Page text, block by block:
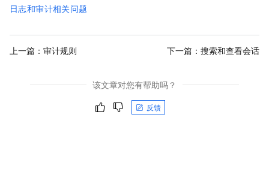
日志和审计相关问题
上一篇： 审计规则 下一篇： 搜索和查看会话
该文章对您有帮助吗？
反馈